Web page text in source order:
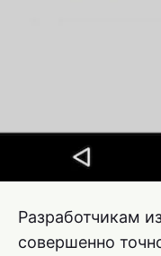
Разработчикам
совершенно